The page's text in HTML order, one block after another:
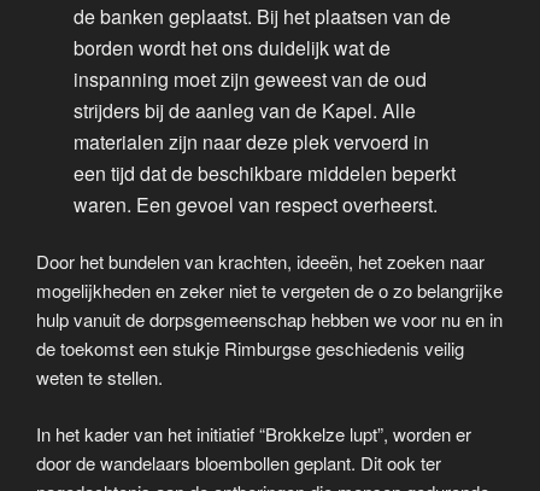
de banken geplaatst. Bij het plaatsen van de
borden wordt het ons duidelijk wat de
inspanning moet zijn geweest van de oud
strijders bij de aanleg van de Kapel. Alle
materialen zijn naar deze plek vervoerd in
een tijd dat de beschikbare middelen beperkt
waren. Een gevoel van respect overheerst.
Door het bundelen van krachten, ideeën, het zoeken naar
mogelijkheden en zeker niet te vergeten de o zo belangrijke
hulp vanuit de dorpsgemeenschap hebben we voor nu en in
de toekomst een stukje Rimburgse geschiedenis veilig
weten te stellen.
In het kader van het initiatief “Brokkelze lupt”, worden er
door de wandelaars bloembollen geplant. Dit ook ter